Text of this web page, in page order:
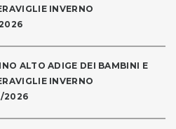
INVERNO
ALTO ADIGE DEI BAMBINI E
INVERNO
2026